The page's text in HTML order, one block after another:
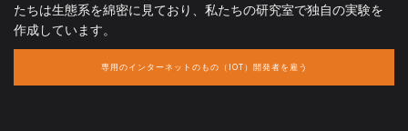
たちは生態系を綿密に見ており、私たちの研究室で独自の実験を
作成しています。
専用のインターネットのもの（IOT）開発者を雇う